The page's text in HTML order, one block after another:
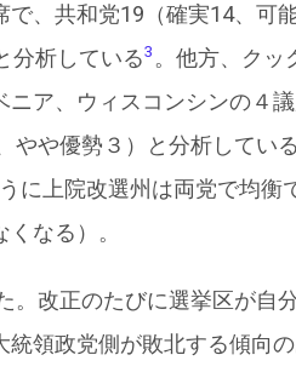
、共和党19（確実14、可
分析している3 。他方、クッ
ア、ウィスコンシンの４
や優勢３）と分析してい
に上院改選州は両党で均衡
なる）。
改正のたびに選挙区が自
領政党側が敗北する傾向の